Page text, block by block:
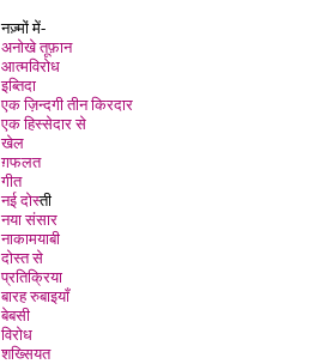
नज़्मों में-
अनोखे तूफ़ान
आत्मविरोध
इब्तिदा
एक ज़िन्दगी तीन किरदार
एक हिस्सेदार से
खेल
ग़फलत
गीत
नई दोस्ती
नया संसार
नाकामयाबी
दोस्त से
प्रतिक्रिया
बारह रुबाइयाँ
बेबसी
विरोध
शख्सियत